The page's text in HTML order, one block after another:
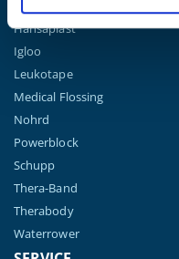
Gymna
Hansaplast
Igloo
Leukotape
Medical Flossing
Nohrd
Powerblock
Schupp
Thera-Band
Therabody
Waterrower